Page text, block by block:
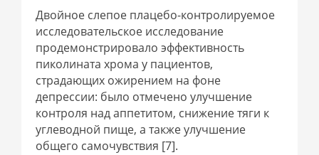
Двойное слепое плацебо-контролируемое
исследовательское исследование
продемонстрировало эффективность
пиколината хрома у пациентов,
страдающих ожирением на фоне
депрессии: было отмечено улучшение
контроля над аппетитом, снижение тяги к
углеводной пище, а также улучшение
общего самочувствия [7].